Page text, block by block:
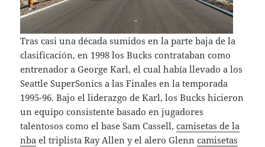
Tras casi una década sumidos en la parte baja de la
clasificación, en 1998 los Bucks contrataban como
entrenador a George Karl, el cual había llevado a los
Seattle SuperSonics a las Finales en la temporada
1995-96. Bajo el liderazgo de Karl, los Bucks hicieron
un equipo consistente basado en jugadores
talentosos como el base Sam Cassell,camisetas de la
nba el triplista Ray Allen y el alero Glenncamisetas